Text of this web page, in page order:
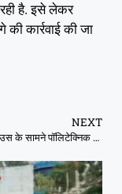
है. इसे लेकर
कार्रवाई की जा
NEXT
MP : सीएम हाउस के सामने पॉलिटेक्निक चौराहे पर बने मोबाइल टावर चढ़ी लड़की